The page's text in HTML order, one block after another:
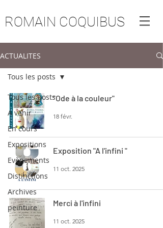
ROMAIN COQUIBUS
ACTUALITES
Tous les posts
A venir
En cours
Expositions
Evènements
Distinctions
Archives
peinture
Tous les posts
"Ode à la couleur"
18 févr.
Exposition "A l'infini "
11 oct. 2025
Merci à l'infini
11 oct. 2025